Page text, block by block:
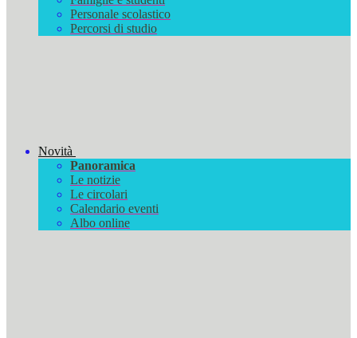
Personale scolastico
Percorsi di studio
Novità
Panoramica
Le notizie
Le circolari
Calendario eventi
Albo online